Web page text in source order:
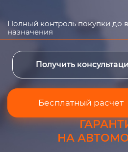
Полный контроль покупки до
назначения
Получить
Бесплатный расчет
НА